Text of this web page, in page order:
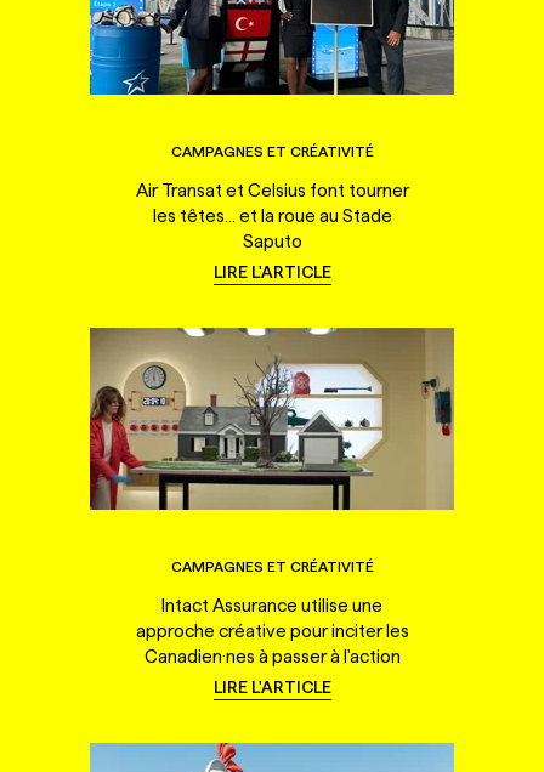
CAMPAGNES ET CRÉATIVITÉ
Air Transat et Celsius font tourner
les têtes... et la roue au Stade
Saputo
LIRE L'ARTICLE
CAMPAGNES ET CRÉATIVITÉ
Intact Assurance utilise une
approche créative pour inciter les
Canadien·nes à passer à l'action
LIRE L'ARTICLE